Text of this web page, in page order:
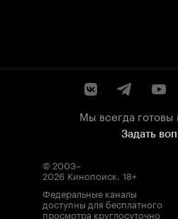
Мы всегда готовы
Задать
© 2003–
2026 Кинопоиск. 18+
Федеральные каналы
доступны для бесплатного
просмотра круглосуточно